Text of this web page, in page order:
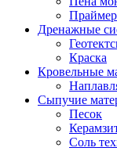
Праймер
Дренажные
Краска
Кровельные
Сыпучие
Песок
Соль